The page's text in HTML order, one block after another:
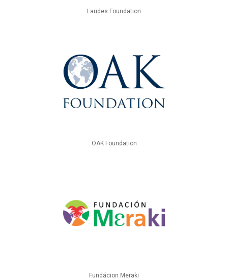
Laudes Foundation
OAK Foundation
Fundácion Meraki